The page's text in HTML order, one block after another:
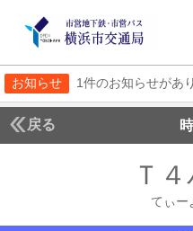
お知らせ 1件のお知らせがあ
戻る
Ｔ
てぃー